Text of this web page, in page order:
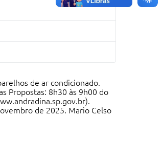
de ar condicionado.
Propostas: 8h30 às 9h00 do
de 2025. Mario Celso